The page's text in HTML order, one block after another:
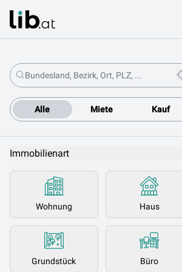
Alle Miete Kauf
Immobilienart
Wohnung Haus
Grundstück Büro